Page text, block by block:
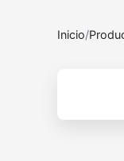
Inicio/